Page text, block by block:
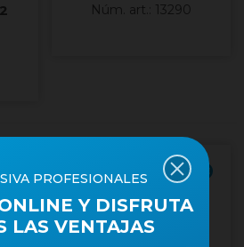
Núm. art.: 13290
Producto fresco
PROFESIONALES
Y DISFRUTA
LAS VENTAJAS